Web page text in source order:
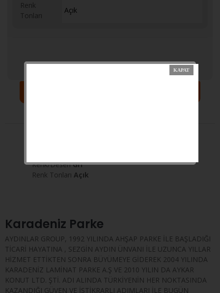
Renk
Tonları
Açık
Renk/Desen Gri
Renk Tonları Açık
Karadeniz Parke
AYDINLAR GROUP, 1992 YILINDA AHŞAP PARKE İLE BAŞLADIĞI
TİCARİ HAYATINA , SEZGİN AYDIN ÜNVANI İLE UZUNCA YILLAR
HİZMET ETTİKTEN SONRA BÜYÜMEYE GİDEREK 2004 YILINDA
KARADENİZ LAMİNAT PARKE A.Ş VE 2010 YILIN DA AYKAR
KONUT LTD. ŞTİ. ADI ALINDA TÜRKİYENİN HER NOKTASINDA
KAZANDIĞI GÜVEN VE İSTİKRARLI ADIMLARI İLE BUGÜN